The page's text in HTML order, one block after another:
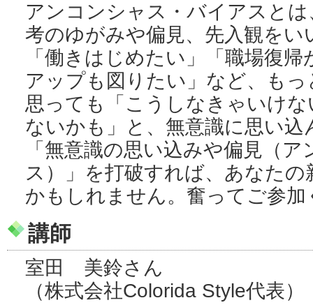
アンコンシャス・バイアスと
考のゆがみや偏見、先入観をい
「働きはじめたい」「職場復
アップも図りたい」など、も
思っても「こうしなきゃいけ
ないかも」と、無意識に思い
「無意識の思い込みや偏見（
ス）」を打破すれば、あなた
かもしれません。奮ってご参加
講師
室田 美鈴さん
（株式会社Colorida Style代表）